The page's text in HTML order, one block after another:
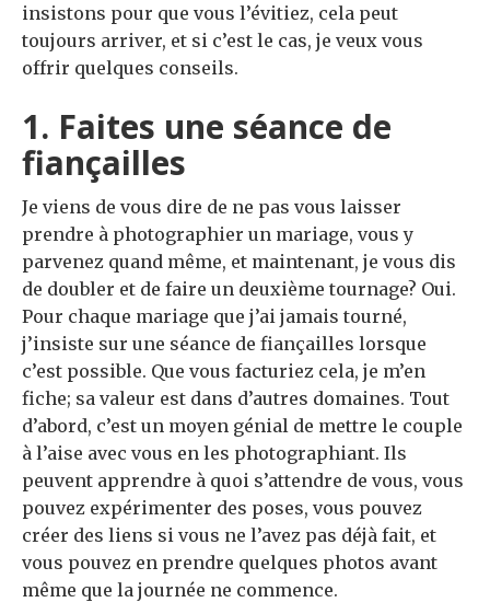
insistons pour que vous l’évitiez, cela peut
toujours arriver, et si c’est le cas, je veux vous
offrir quelques conseils.
1. Faites une séance de
fiançailles
Je viens de vous dire de ne pas vous laisser
prendre à photographier un mariage, vous y
parvenez quand même, et maintenant, je vous dis
de doubler et de faire un deuxième tournage? Oui.
Pour chaque mariage que j’ai jamais tourné,
j’insiste sur une séance de fiançailles lorsque
c’est possible. Que vous facturiez cela, je m’en
fiche; sa valeur est dans d’autres domaines. Tout
d’abord, c’est un moyen génial de mettre le couple
à l’aise avec vous en les photographiant. Ils
peuvent apprendre à quoi s’attendre de vous, vous
pouvez expérimenter des poses, vous pouvez
créer des liens si vous ne l’avez pas déjà fait, et
vous pouvez en prendre quelques photos avant
même que la journée ne commence.